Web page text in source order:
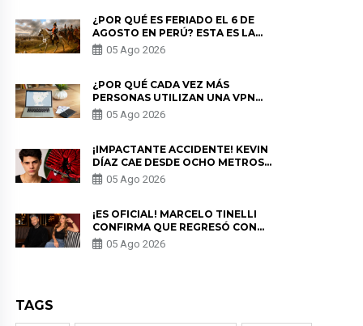
¿POR QUÉ ES FERIADO EL 6 DE
AGOSTO EN PERÚ? ESTA ES LA
HISTORIA
05 Ago 2026
¿POR QUÉ CADA VEZ MÁS
PERSONAS UTILIZAN UNA VPN
PARA PROTEGER SU
PRIVACIDAD?
05 Ago 2026
¡IMPACTANTE ACCIDENTE! KEVIN
DÍAZ CAE DESDE OCHO METROS
EN “ESTO ES GUERRA” Y GENERA
PREOCUPACIÓN
05 Ago 2026
¡ES OFICIAL! MARCELO TINELLI
CONFIRMA QUE REGRESÓ CON
MILETT FIGUEROA: “EL AMOR
PUDO MÁS”
05 Ago 2026
TAGS